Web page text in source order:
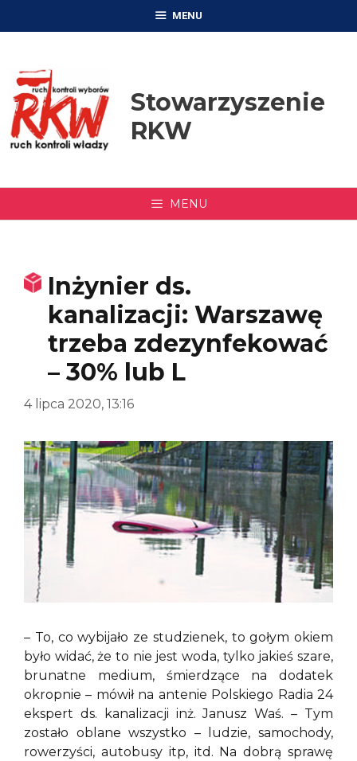
MENU
Stowarzyszenie
RKW
MENU
Inżynier ds.
kanalizacji: Warszawę
trzeba zdezynfekować
– 30% lub L
4 lipca 2020, 13:16
– To, co wybijało ze studzienek, to gołym okiem
było widać, że to nie jest woda, tylko jakieś szare,
brunatne medium, śmierdzące na dodatek
okropnie – mówił na antenie Polskiego Radia 24
ekspert ds. kanalizacji inż. Janusz Waś. – Tym
zostało oblane wszystko – ludzie, samochody,
rowerzyści, autobusy itp, itd. Na dobrą sprawę